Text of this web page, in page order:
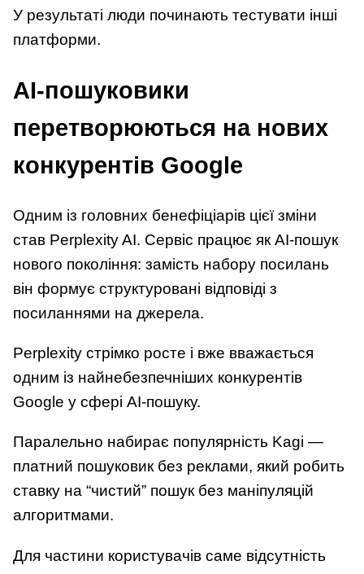
У результаті люди починають тестувати інші
платформи.
AI-пошуковики
перетворюються на нових
конкурентів Google
Одним із головних бенефіціарів цієї зміни
став Perplexity AI. Сервіс працює як AI-пошук
нового покоління: замість набору посилань
він формує структуровані відповіді з
посиланнями на джерела.
Perplexity стрімко росте і вже вважається
одним із найнебезпечніших конкурентів
Google у сфері AI-пошуку.
Паралельно набирає популярність Kagi —
платний пошуковик без реклами, який робить
ставку на “чистий” пошук без маніпуляцій
алгоритмами.
Для частини користувачів саме відсутність